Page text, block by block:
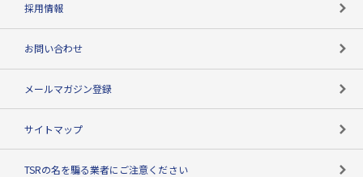
採用情報
お問い合わせ
メールマガジン登録
サイトマップ
TSRの名を騙る業者にご注意ください